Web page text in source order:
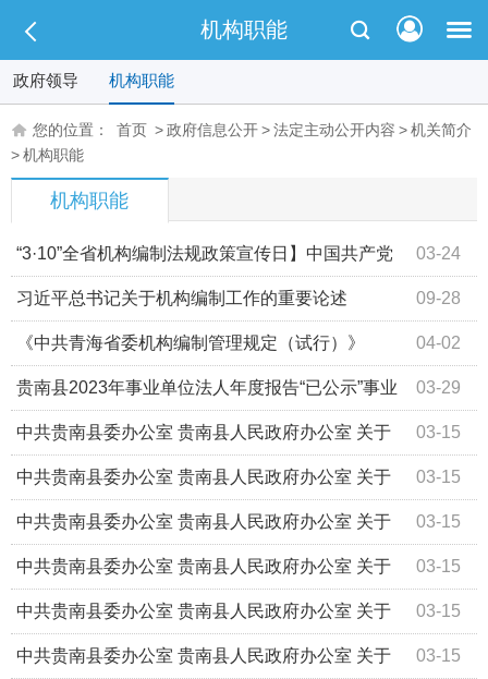
机构职能
政府领导 机构职能
您的位置： 首页 >政府信息公开>法定主动公开内容 >机关简介
>机构职能
机构职能
03-24
“3·10”全省机构编制法规政策宣传日】中国共产党
机构编制条例，你了解多少？ 09-28
习近平总书记关于机构编制工作的重要论述
04-02
《中共青海省委机构编制管理规定（试行）》
03-29
贵南县2023年事业单位法人年度报告“已公示”事业
单位(及表格） 03-15
中共贵南县委办公室 贵南县人民政府办公室 关于
印发《贵南县卫生健康局职能配置内设机构和人员编制规
定》的通知
03-15
中共贵南县委办公室 贵南县人民政府办公室 关于
印发《贵南县生态环境局职能配置内设机构和人员编制规
定》的通知
03-15
中共贵南县委办公室 贵南县人民政府办公室 关于
印发《贵南县自然资源局职能配置内设机构和人员编制规
定》的通知
03-15
中共贵南县委办公室 贵南县人民政府办公室 关于
印发《贵南县文体旅游广电局职能配置 内设机构和人员编
制规定》的通知
03-15
中共贵南县委办公室 贵南县人民政府办公室 关于
调整贵南县人民政府办公室职责机构编制的通知 03-15
中共贵南县委办公室 贵南县人民政府办公室 关于